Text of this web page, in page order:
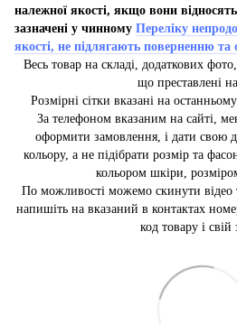
належної якості, якщо вони
зазначені у чинному Переліку
якості, не підлягають поверненню та
Весь товар на складі, додаткових
що преставлені
Розмірні сітки вказані на
За телефоном вказаним на сайті,
оформити замовлення, і дати свою
кольору, а не підібрати розмір та
кольором шкіри,
По можливості можемо скинути відео
напишіть на вказаний в контактах
код товару і свій